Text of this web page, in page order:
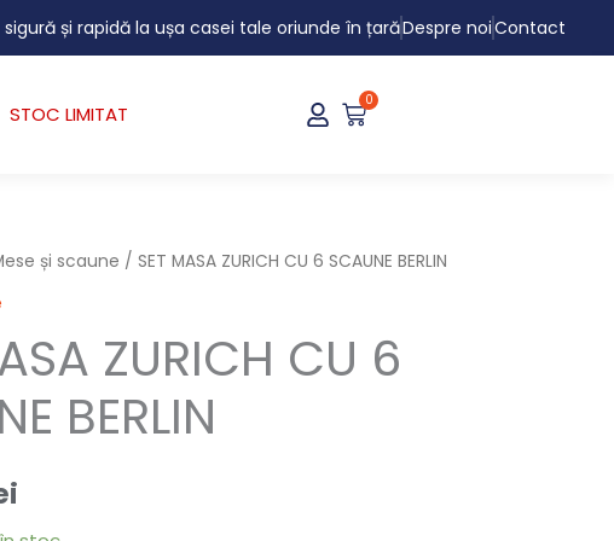
sigură și rapidă la ușa casei tale oriunde în țarăDespre noiContact
STOC LIMITAT
0
Cart
și scaune / SET MASA ZURICH CU 6 SCAUNE BERLIN
ZURICH CU 6
BERLIN